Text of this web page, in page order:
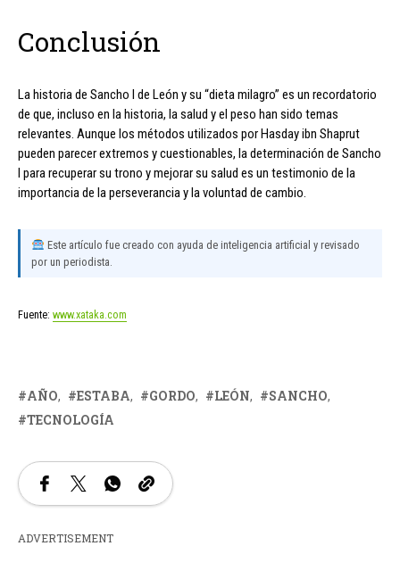
Conclusión
La historia de Sancho I de León y su “dieta milagro” es un recordatorio
de que, incluso en la historia, la salud y el peso han sido temas
relevantes. Aunque los métodos utilizados por Hasday ibn Shaprut
pueden parecer extremos y cuestionables, la determinación de Sancho
I para recuperar su trono y mejorar su salud es un testimonio de la
importancia de la perseverancia y la voluntad de cambio.
Este artículo fue creado con ayuda de inteligencia artificial y revisado
por un periodista.
Fuente: www.xataka.com
AÑO ESTABA GORDO LEÓN
SANCHO
TECNOLOGÍA
ADVERTISEMENT